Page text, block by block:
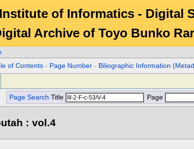
of Informatics - Digital
Archive of Toyo Bunko
of Contents - Page Number - Biliographic Information
Page Search Title Page
: vol.4